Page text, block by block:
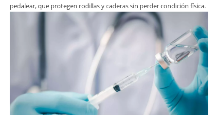
pedalear, que protegen rodillas y caderas sin perder condición física.